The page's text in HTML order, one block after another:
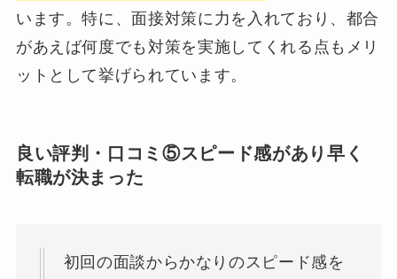
います。特に、面接対策に力を入れており、都合
があえば何度でも対策を実施してくれる点もメリ
ットとして挙げられています。
良い評判・口コミ⑤スピード感があり早く
転職が決まった
初回の面談からかなりのスピード感を